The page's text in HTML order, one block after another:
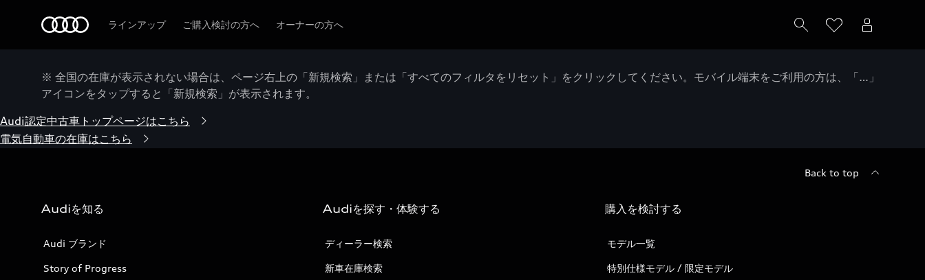
ラインアップ ご購入検討の方へ オーナーの方へ
※ 全国の在庫が表示されない場合は、ページ右上の「新規検索」または「すべてのフィルタをリセット」をクリックしてください。モバイル端末をご利用の方は、「…」
アイコンをタップすると「新規検索」が表示されます。
Audi認定中古車トップページはこちら
電気自動車の在庫はこちら
Back to top
Audiを知る
Audi ブランド
Story of Progress
Audiを探す・体験する
ディーラー検索
新車在庫検索
購入を検討する
モデル一覧
特別仕様モデル / 限定モデル